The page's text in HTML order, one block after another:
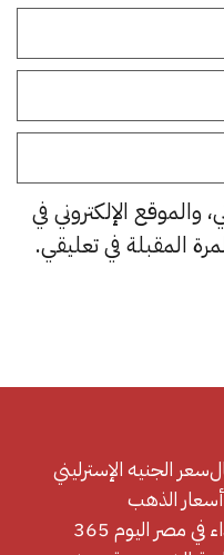
والموقع الإلكتروني في
المقبلة في تعليقي.
سعر الجنيه الإسترليني
أسعار الذهب
مصر اليوم 365